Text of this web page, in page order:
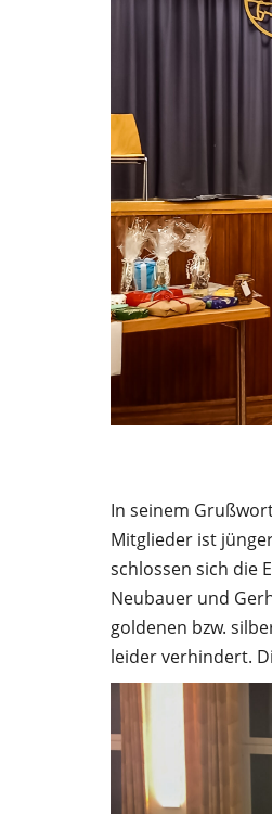
In seinem
Mitglieder ist
schlossen sich die
Neubauer und
goldenen bzw.
leider verhindert.